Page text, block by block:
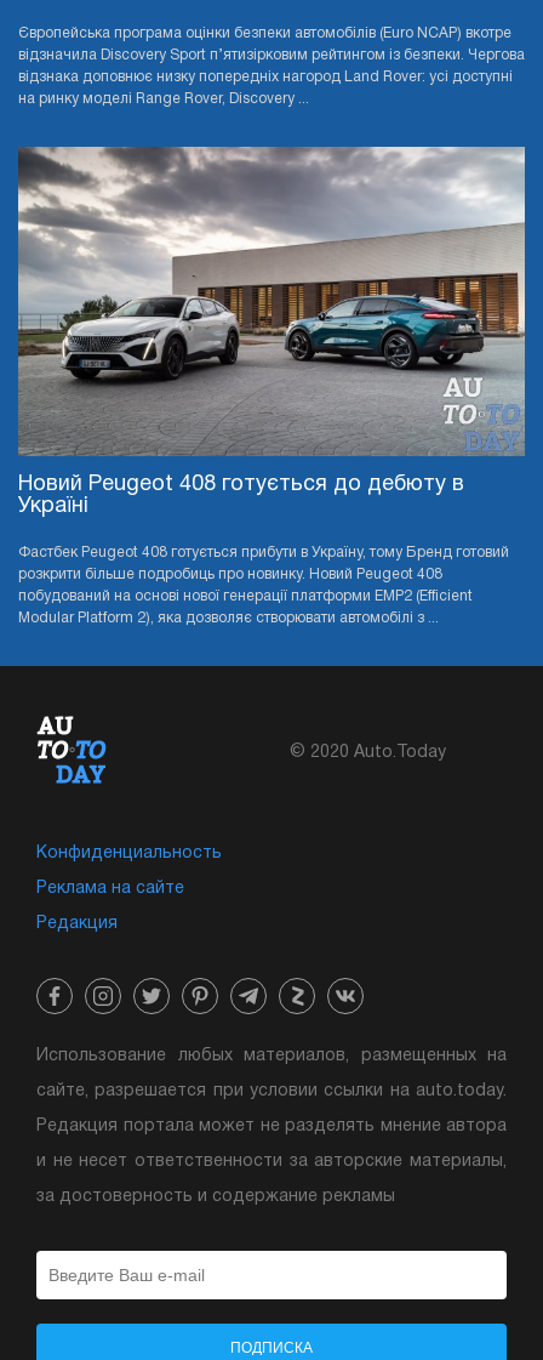
Європейська програма оцінки безпеки автомобілів (Euro NCAP) вкотре
відзначила Discovery Sport п’ятизірковим рейтингом із безпеки. Чергова
відзнака доповнює низку попередніх нагород Land Rover: усі доступні
на ринку моделі Range Rover, Discovery ...
Новий Peugeot 408 готується до дебюту в
Україні
Фастбек Peugeot 408 готується прибути в Україну, тому Бренд готовий
розкрити більше подробиць про новинку. Новий Peugeot 408
побудований на основі нової генерації платформи EMP2 (Efficient
Modular Platform 2), яка дозволяє створювати автомобілі з ...
© 2020 Auto.Today
Конфиденциальность
Реклама на сайте
Редакция
Использование любых материалов, размещенных на
сайте, разрешается при условии ссылки на auto.today.
Редакция портала может не разделять мнение автора
и не несет ответственности за авторские материалы,
за достоверность и содержание рекламы
ПОДПИСКА